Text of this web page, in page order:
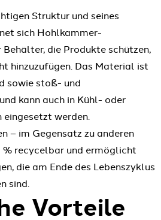
Struktur und seines
sich Hohlkammer-
die Produkte schützen,
hinzuzufügen. Das Material ist
sowie stoß- und
kann auch in Kühl- oder
werden.
– im Gegensatz zu anderen
recycelbar und ermöglicht
die am Ende des Lebenszyklus
sind.
Vorteile